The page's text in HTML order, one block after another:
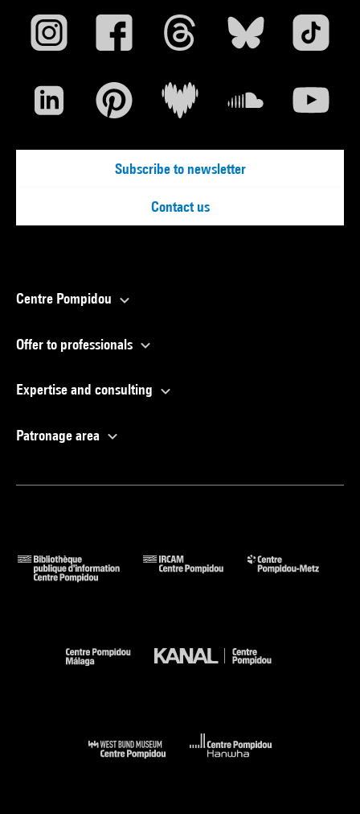
Subscribe to newsletter
Contact us
Centre Pompidou
Offer to professionals
Expertise and consulting
Patronage area